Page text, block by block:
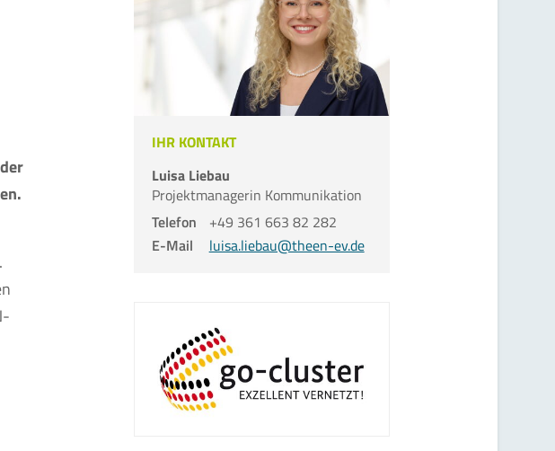
IHR KONTAKT
Luisa Liebau
Projektmanagerin Kommunikation
Telefon
+49 361 663 82 282
E-Mail
luisa.liebau@theen-ev.de